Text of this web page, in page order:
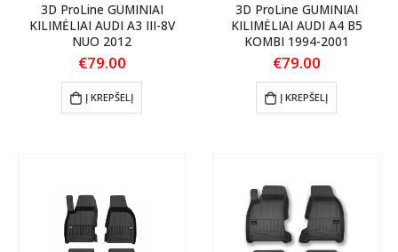
3D ProLine GUMINIAI
KILIMĖLIAI AUDI A3 III-8V
NUO 2012
€79.00
Į KREPŠELĮ
3D ProLine GUMINIAI
KILIMĖLIAI AUDI A4 B5
KOMBI 1994-2001
€79.00
Į KREPŠELĮ